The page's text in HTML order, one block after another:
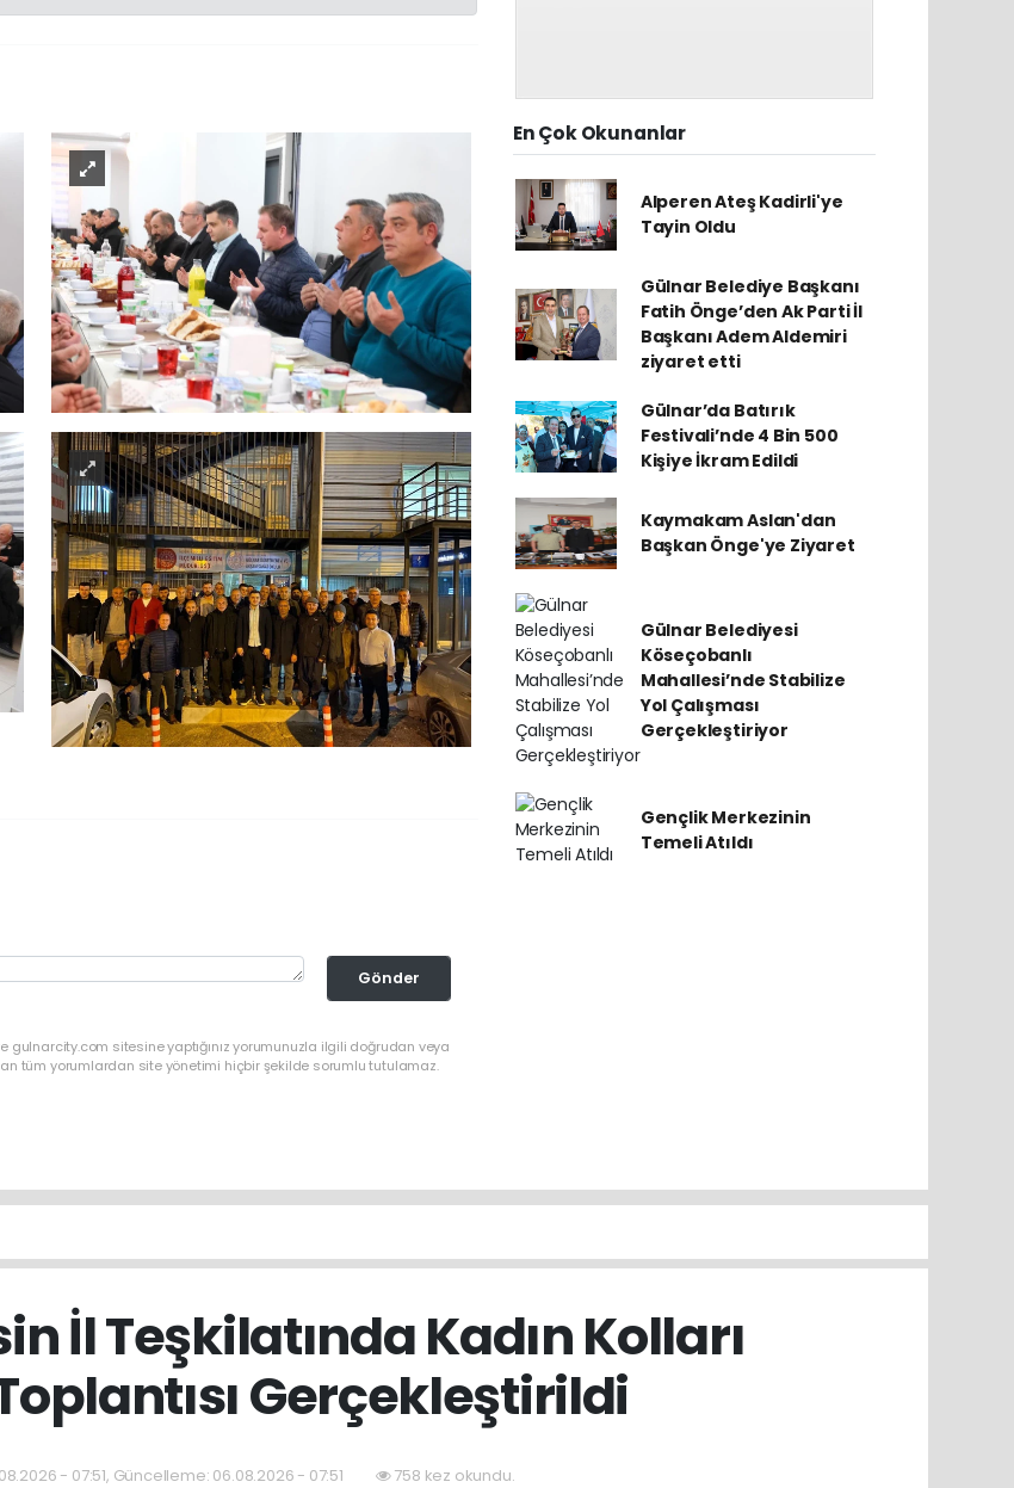
Gönder
gulnarcity.com sitesine yaptığınız yorumunuzla ilgili doğrudan veya
tüm yorumlardan site yönetimi hiçbir şekilde sorumlu tutulamaz.
En Çok Okunanlar
Alperen Ateş Kadirli'ye
Tayin Oldu
Gülnar Belediye Başkanı
Fatih Önge’den Ak Parti İl
Başkanı Adem Aldemiri
ziyaret etti
Gülnar’da Batırık
Festivali’nde 4 Bin 500
Kişiye İkram Edildi
Kaymakam Aslan'dan
Başkan Önge'ye Ziyaret
Gülnar Belediyesi
Köseçobanlı
Mahallesi’nde Stabilize
Yol Çalışması
Gerçekleştiriyor
Gençlik Merkezinin
Temeli Atıldı
İl Teşkilatında Kadın Kolları
Gerçekleştirildi
- 07:51, Güncelleme: 06.08.2026 - 07:51 758 kez okundu.